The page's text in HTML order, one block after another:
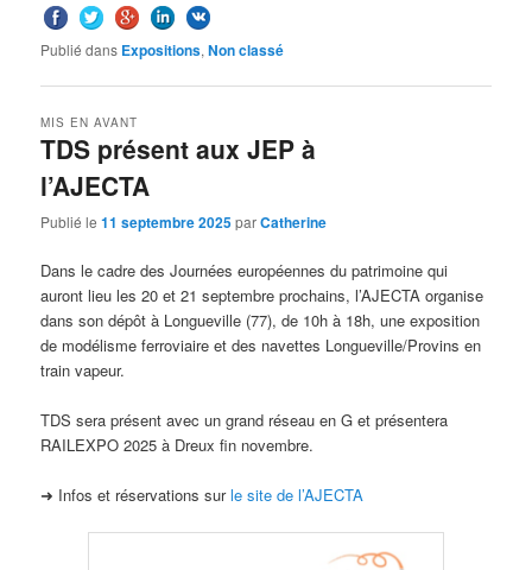
Publié dans Expositions,Non classé
TDS présent aux JEP à
l’AJECTA
MIS EN AVANT
Publié le11 septembre 2025parCatherine
Dans le cadre des Journées européennes du patrimoine qui
auront lieu les 20 et 21 septembre prochains, l’AJECTA organise
dans son dépôt à Longueville (77), de 10h à 18h, une exposition
de modélisme ferroviaire et des navettes Longueville/Provins en
train vapeur.
TDS sera présent avec un grand réseau en G et présentera
RAILEXPO 2025 à Dreux fin novembre.
➜ Infos et réservations surle site de l’AJECTA